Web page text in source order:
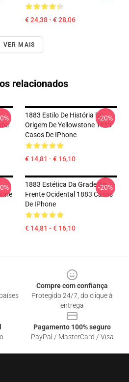
€ 24,38 - € 28,06
VER MAIS
relacionados
1883 Estilo De História De
Origem De Yellowstone 1883
Casos De IPhone
€ 14,81 - € 16,10
-20%
1883 Estética Da Grade Da
Frente Ocidental 1883 Casos
De IPhone
€ 14,81 - € 16,10
-20%
Compre com confiança
Protegido 24/7, do clique à
entrega
Pagamento 100% seguro
PayPal / MasterCard / Visa